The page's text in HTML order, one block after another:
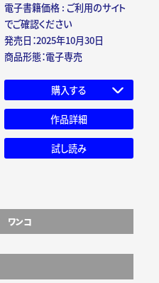
電子書籍価格 : ご利用のサイト
でご確認ください
発売日：2025年10月30日
商品形態：電子専売
購入する
作品詳細
試し読み
ワンコ